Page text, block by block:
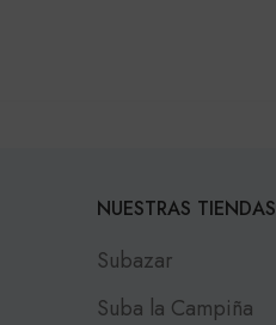
NUESTRAS TIENDAS
Subazar
Suba la Campiña